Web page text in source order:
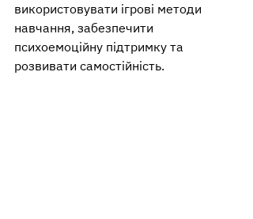
використовувати ігрові методи
навчання, забезпечити
психоемоційну підтримку та
розвивати самостійність.